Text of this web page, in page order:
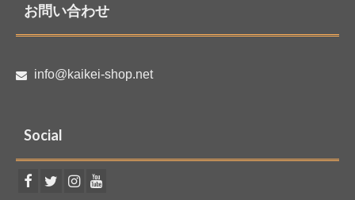
お問い合わせ
info@kaikei-shop.net
Social